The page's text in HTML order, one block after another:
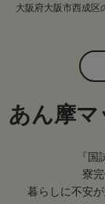
大阪府大阪市西成区
あん摩マ
『
寮
暮らしに不安